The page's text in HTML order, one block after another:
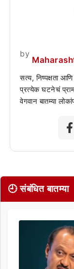
by
सत्य, निष्पक्षता
प्रत्येक घटनेचं
वेगवान बातम्या
🕘 संबंधित बातम्या